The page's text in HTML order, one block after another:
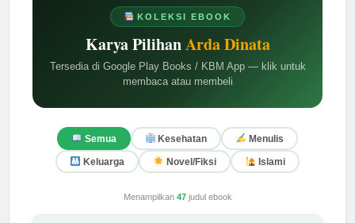
KOLEKSI EBOOK
Karya PilihanArda Dinata
Tersedia di Google Play Books / KBM App — klik untuk
membaca atau membeli
Semua Kesehatan Menulis
Keluarga Novel/Fiksi Islami
Menampilkan 47judul ebook